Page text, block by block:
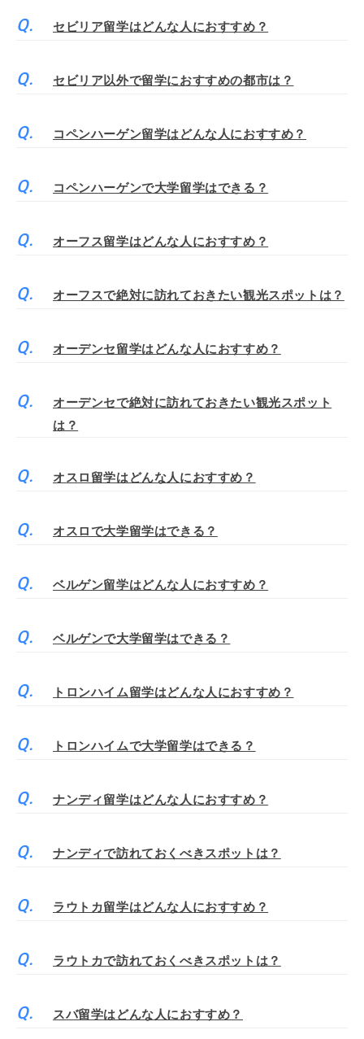
セビリア留学はどんな人におすすめ？
セビリア以外で留学におすすめの都市は？
コペンハーゲン留学はどんな人におすすめ？
コペンハーゲンで大学留学はできる？
オーフス留学はどんな人におすすめ？
オーフスで絶対に訪れておきたい観光スポットは？
オーデンセ留学はどんな人におすすめ？
オーデンセで絶対に訪れておきたい観光スポット
は？
オスロ留学はどんな人におすすめ？
オスロで大学留学はできる？
ベルゲン留学はどんな人におすすめ？
ベルゲンで大学留学はできる？
トロンハイム留学はどんな人におすすめ？
トロンハイムで大学留学はできる？
ナンディ留学はどんな人におすすめ？
ナンディで訪れておくべきスポットは？
ラウトカ留学はどんな人におすすめ？
ラウトカで訪れておくべきスポットは？
スバ留学はどんな人におすすめ？